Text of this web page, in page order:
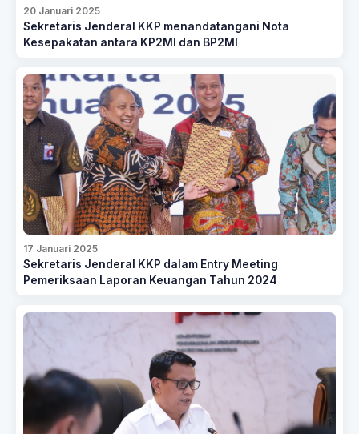
20 Januari 2025
Sekretaris Jenderal KKP menandatangani Nota
Kesepakatan antara KP2MI dan BP2MI
17 Januari 2025
Sekretaris Jenderal KKP dalam Entry Meeting
Pemeriksaan Laporan Keuangan Tahun 2024